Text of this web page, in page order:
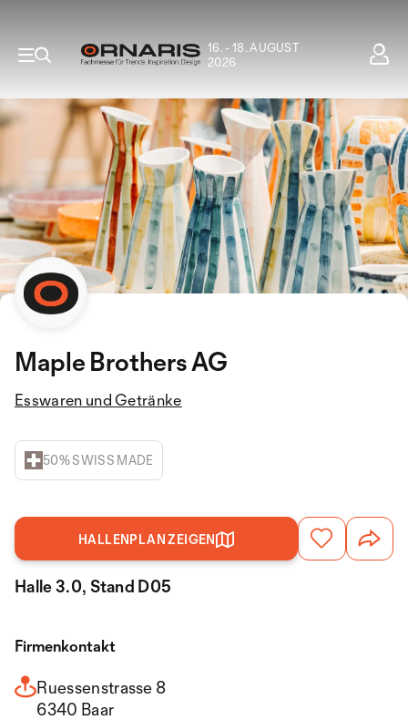
16. - 18. AUGUST
2026
Maple Brothers AG
Esswaren und Getränke
50% SWISS MADE
HALLENPLAN ZEIGEN
Halle 3.0, Stand D05
Firmenkontakt
Ruessenstrasse 8
6340 Baar